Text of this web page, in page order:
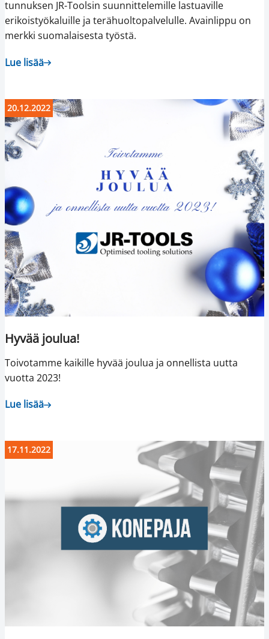
tunnuksen JR-Toolsin suunnittelemille lastuaville
erikoistyökaluille ja terähuoltopalvelulle. Avainlippu on
merkki suomalaisesta työstä.
Lue lisää
20.12.2022
Hyvää joulua!
Toivotamme kaikille hyvää joulua ja onnellista uutta
vuotta 2023!
Lue lisää
17.11.2022